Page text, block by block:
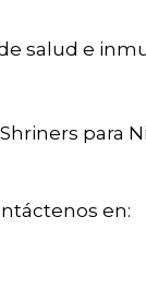
salud e
para
en: